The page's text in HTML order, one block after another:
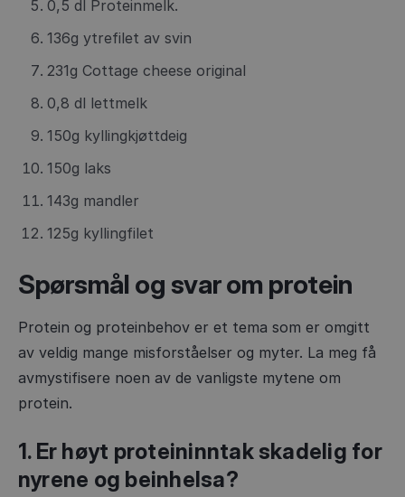
0,5 dl Proteinmelk.
136g ytrefilet av svin
231g Cottage cheese original
0,8 dl lettmelk
150g kyllingkjøttdeig
150g laks
143g mandler
125g kyllingfilet
Spørsmål og svar om protein
Protein og proteinbehov er et tema som er omgitt
av veldig mange misforståelser og myter. La meg få
avmystifisere noen av de vanligste mytene om
protein.
1. Er høyt proteininntak skadelig for
nyrene og beinhelsa?